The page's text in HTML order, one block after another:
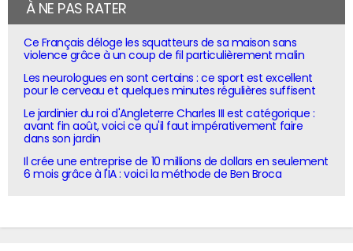
À NE PAS RATER
Ce Français déloge les squatteurs de sa maison sans
violence grâce à un coup de fil particulièrement malin
Les neurologues en sont certains : ce sport est excellent
pour le cerveau et quelques minutes régulières suffisent
Le jardinier du roi d'Angleterre Charles III est catégorique :
avant fin août, voici ce qu'il faut impérativement faire
dans son jardin
Il crée une entreprise de 10 millions de dollars en seulement
6 mois grâce à l'IA : voici la méthode de Ben Broca